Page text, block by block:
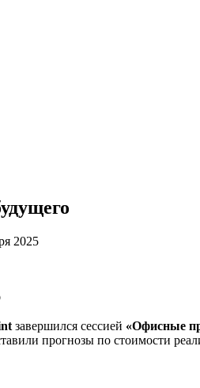
2025
завершился сессией «Офисные
прогнозы по стоимости